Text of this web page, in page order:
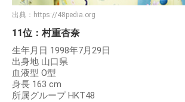
出典： https://48pedia.org
11位：村重杏奈
生年月日 1998年7月29日
出身地 山口県
血液型 O型
身長 163 cm
所属グループ HKT48